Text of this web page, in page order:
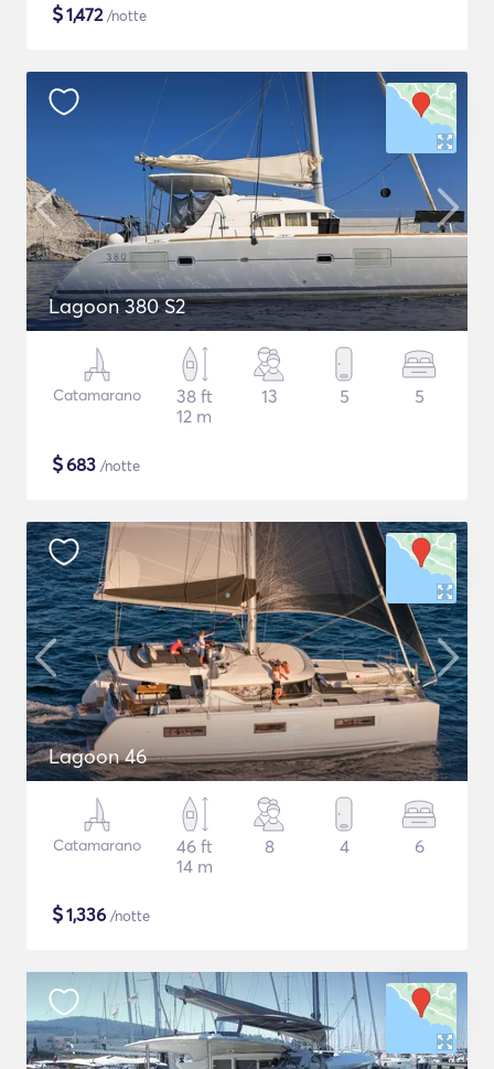
$1,472/notte
Lagoon 380 S2
Catamarano
38 ft
12 m
13 5 5
$683 /notte
Lagoon 46
Catamarano
46 ft
14 m
8 4 6
$1,336 /notte